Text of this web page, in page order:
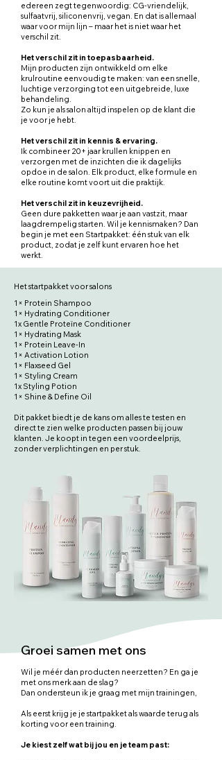
edereen zegt tegenwoordig: CG-vriendelijk,
sulfaatvrij, siliconenvrij, vegan. En dat is allemaal
waar voor mijn lijn – maar het is niet waar het
verschil zit.
Het verschil zit in toepasbaarheid.
Mijn producten zijn ontwikkeld om elke
krulroutine eenvoudig te maken: van een snelle,
luchtige verzorging tot een uitgebreide, luxe
behandeling.
Zo kun je als salon altijd inspelen op de klant die
je voor je hebt.
Het verschil zit in kennis & ervaring.
Ik combineer 20+ jaar krullen knippen en
verzorgen met de inzichten die ik dagelijks
opdoe in de salon. Elk product, elke formule en
elke routine komt voort uit die praktijk.
Het verschil zit in keuzevrijheid.
Geen dure pakketten waar je aan vastzit, maar
laagdrempelig starten. Wil je kennismaken? Dan
begin je met een Startpakket: één stuk van elk
product, zodat je zelf kunt ervaren hoe het
werkt.
Het startpakket voor salons
1× Protein Shampoo
1× Hydrating Conditioner
1x Gentle Proteïne Conditioner
1× Hydrating Mask
1× Protein Leave-In
1× Activation Lotion
1× Flaxseed Gel
1× Styling Cream
1x Styling Potion
1× Shine & Define Oil
Dit pakket biedt je de kans om alles te testen en
direct te zien welke producten passen bij jouw
klanten. Je koopt in tegen een voordeelprijs,
zonder verplichtingen en per stuk.
Groei samen met ons
Wil je méér dan producten neerzetten? En ga je
met ons merk aan de slag?
Dan ondersteun ik je graag met mijn trainingen,
Als eerst krijg je je startpakket als waarde terug als
korting voor een training.
Je kiest zelf wat bij jou en je team past: